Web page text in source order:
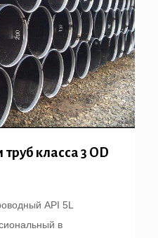
класса 3 OD
API 5L
в